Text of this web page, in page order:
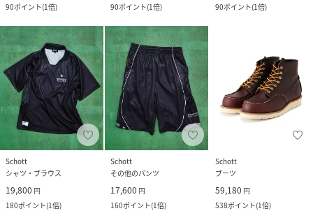
90ポイント(1倍)
90ポイント(1倍)
90ポイント(1倍)
Schott
シャツ・ブラウス
19,800 円
180ポイント(1倍)
Schott
その他のパンツ
17,600 円
160ポイント(1倍)
Schott
ブーツ
59,180 円
538ポイント(1倍)